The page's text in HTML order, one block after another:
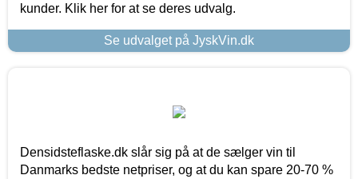
kunder. Klik her for at se deres udvalg.
Se udvalget på JyskVin.dk
Densidsteflaske.dk slår sig på at de sælger vin til
Danmarks bedste netpriser, og at du kan spare 20-70 %